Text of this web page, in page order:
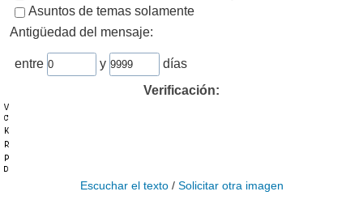
Asuntos de temas solamente
Antigüedad del mensaje:
entre y
días
Verificación:
Escuchar el texto/ Solicitar otra imagen